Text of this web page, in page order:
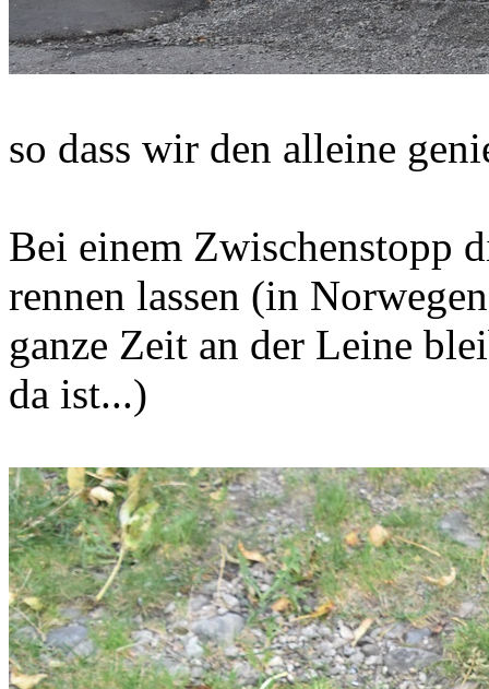
so dass wir den alleine
Bei einem Zwischenstopp
rennen lassen (in
ganze Zeit an der Leine
da ist...)